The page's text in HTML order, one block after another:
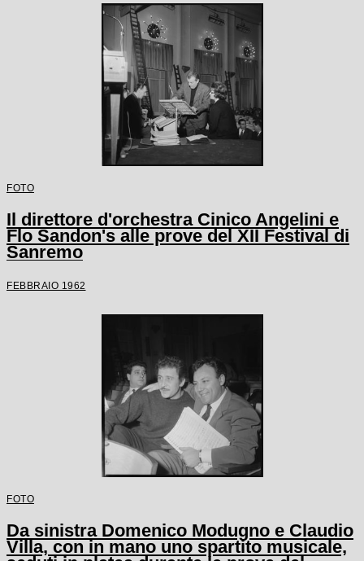
FOTO
Il direttore d'orchestra Cinico Angelini e
Flo Sandon's alle prove del XII Festival di
Sanremo
FEBBRAIO 1962
FOTO
Da sinistra Domenico Modugno e Claudio
Villa, con in mano uno spartito musicale,